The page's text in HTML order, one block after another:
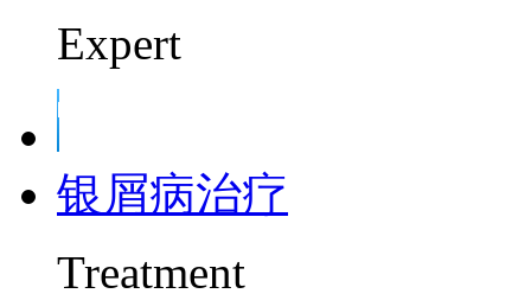
Expert
银屑病治疗
Treatment